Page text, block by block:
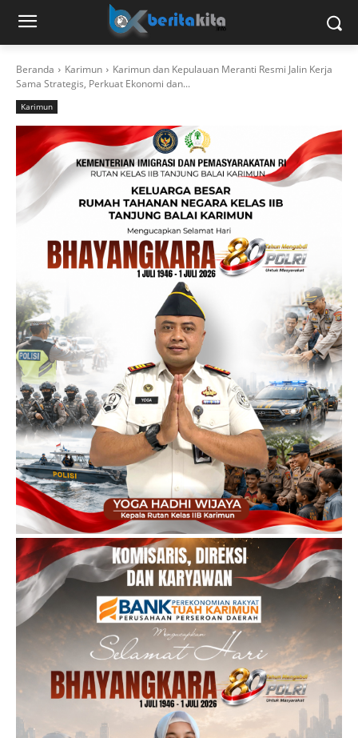
Beranda Karimun
Karimun dan Kepulauan Meranti Resmi Jalin Kerja
Sama Strategis, Perkuat Ekonomi dan...
Karimun